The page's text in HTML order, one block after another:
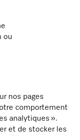
ou
nos pages
comportement
analytiques ».
et de stocker les